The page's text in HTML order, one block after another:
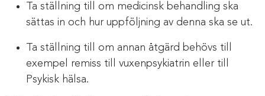
Ta ställning till om medicinsk behandling ska
sättas in och hur uppföljning av denna ska se ut.
Ta ställning till om annan åtgärd behövs till
exempel remiss till vuxenpsykiatrin eller till
Psykisk hälsa.